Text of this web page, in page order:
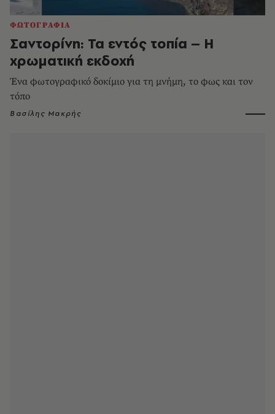
ΦΩΤΟΓΡΑΦΙΑ
Σαντορίνη: Τα εντός τοπία – Η
χρωματική εκδοχή
Ένα φωτογραφικό δοκίμιο για τη μνήμη, το φως και τον
τόπο
Βασίλης Μακρής